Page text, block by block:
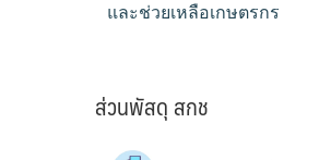
และช่วยเหลือเกษตรกร
ส่วนพัสดุ สกช